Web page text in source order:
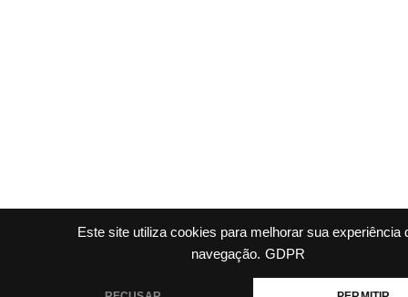
Este site utiliza cookies para melhorar sua experiência
navegação. GDPR